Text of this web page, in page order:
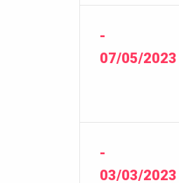
-
07/05/2023
-
03/03/2023